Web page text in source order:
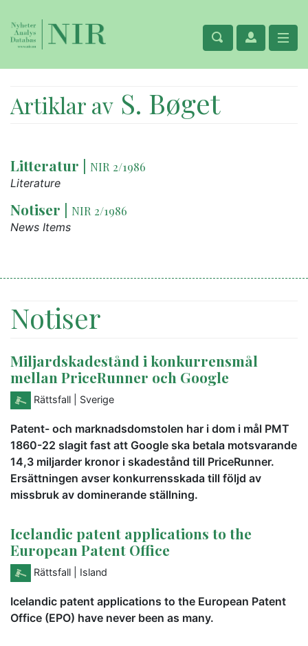
Artiklar av S. Bøget
Litteratur | NIR 2/1986
Literature
Notiser | NIR 2/1986
News Items
Notiser
Miljardskadestånd i konkurrensmål
mellan PriceRunner och Google
Rättsfall | Sverige
Patent- och marknadsdomstolen har i dom i mål PMT
1860-22 slagit fast att Google ska betala motsvarande
14,3 miljarder kronor i skadestånd till PriceRunner.
Ersättningen avser konkurrensskada till följd av
missbruk av dominerande ställning.
Icelandic patent applications to the
European Patent Office
Rättsfall | Island
Icelandic patent applications to the European Patent
Office (EPO) have never been as many.